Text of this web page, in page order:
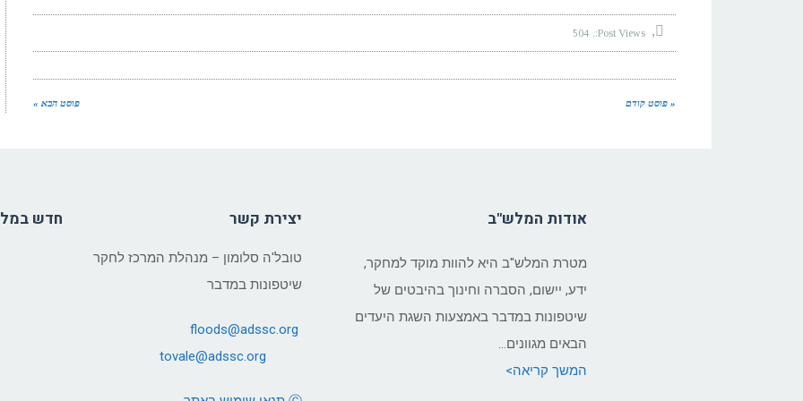
Post Views:
504
« פוסט קודם פוסט הבא »
אודות המלש"ב
מטרת המלש"ב היא להוות מוקד למחקר,
ידע, יישום, הסברה וחינוך בהיבטים של
שיטפונות במדבר באמצעות השגת היעדים
הבאים מגוונים…
המשך קריאה>
יצירת קשר
טובל'ה סלומון – מנהלת המרכז לחקר
שיטפונות במדבר
floods@adssc.org
tovale@adssc.org
חדש